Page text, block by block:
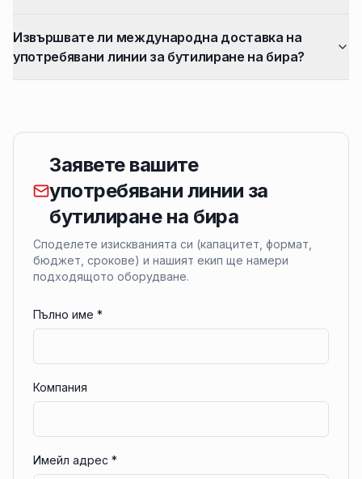
Извършвате ли международна доставка на
употребявани линии за бутилиране на бира?
Заявете вашите
употребявани линии за
бутилиране на бира
Споделете изискванията си (капацитет, формат,
бюджет, срокове) и нашият екип ще намери
подходящото оборудване.
Пълно име *
Компания
Имейл адрес *